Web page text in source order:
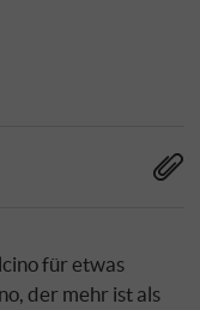
für etwas
der mehr ist als